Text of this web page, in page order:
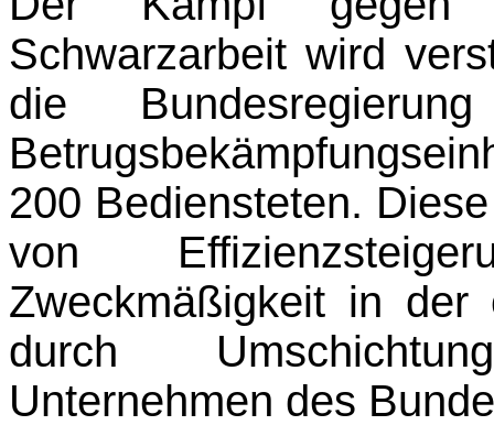
Schwarzarbeit wird
die
200 Bediensteten.
von
Zweckmäßigkeit in der
durch
Unternehmen des